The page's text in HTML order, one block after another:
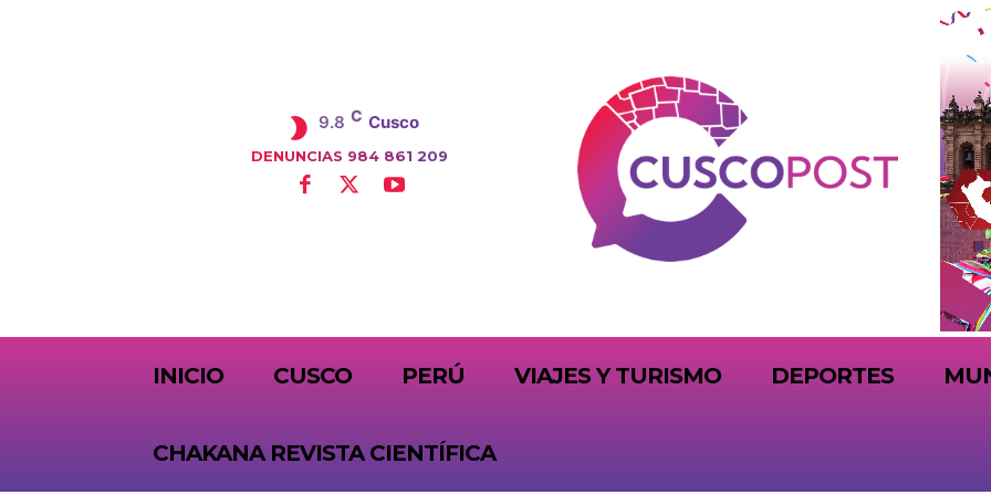
9.8 C Cusco
DENUNCIAS 984 861 209
INICIO CUSCO PERÚ VIAJES Y TURISMO DEPORTES
CHAKANA REVISTA CIENTÍFICA